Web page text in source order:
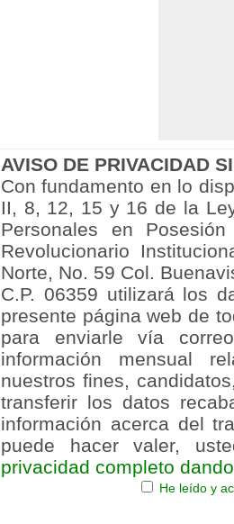
AVISO DE PRIVACIDAD
Con fundamento en lo
II, 8, 12, 15 y 16 de la
Personales en
Revolucionario
Norte, No. 59 Col.
C.P. 06359 utilizará los
presente página web de
para enviarle vía
información mensual
nuestros fines,
transferir los datos
información acerca del
puede hacer valer,
privacidad completo
He leído y